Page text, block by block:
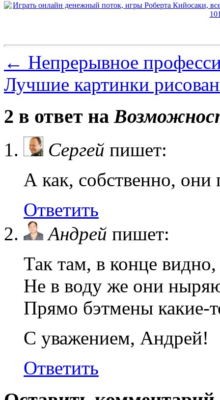
← Непрерывное
Лучшие картинки
2 в ответ на
Cергей пишет:
А как, собственно, они
Ответить
Андрей пишет:
Так там, в конце
Не в воду же они
Прямо бэтмены какие-
С уважением, Андрей!
Ответить